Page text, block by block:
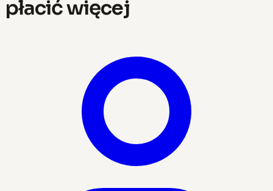
płacić więcej